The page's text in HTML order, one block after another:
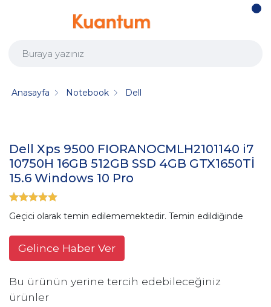
Anasayfa Notebook Dell
Dell Xps 9500 FIORANOCMLH2101140 i7
10750H 16GB 512GB SSD 4GB GTX1650Tİ
15.6 Windows 10 Pro
Geçici olarak temin edilememektedir. Temin edildiğinde
Gelince Haber Ver
Bu ürünün yerine tercih edebileceğiniz
ürünler